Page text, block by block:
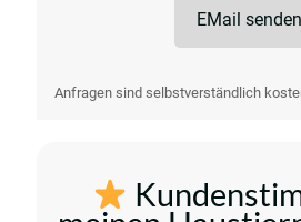
EMail senden
Anfragen sind selbstverständlich